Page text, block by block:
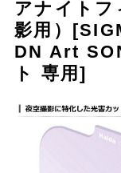
アナイトフ
影用）
DN Art
ト 専用]